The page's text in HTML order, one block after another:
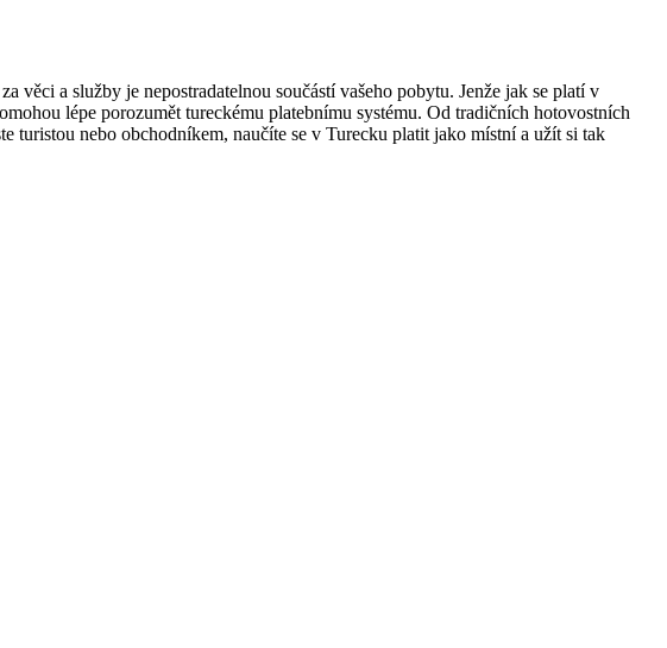
věci a služby je nepostradatelnou součástí vašeho pobytu. Jenže jak se platí v
lépe porozumět tureckému platebnímu systému. Od tradičních hotovostních
turistou nebo obchodníkem, naučíte se v Turecku platit jako místní a užít si tak